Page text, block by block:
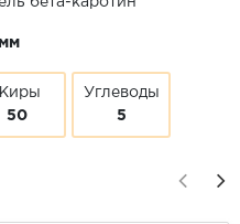
50
Углеводы
5